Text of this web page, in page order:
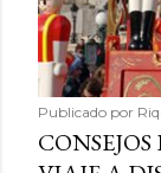
Publicado por